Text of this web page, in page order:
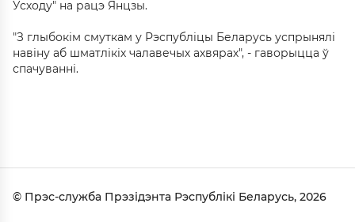
Усходу" на рацэ Янцзы.
"З глыбокім смуткам у Рэспубліцы Беларусь успрынялі
навіну аб шматлікіх чалавечых ахвярах", - гаворыцца ў
спачуванні.
© Прэс-служба Прэзідэнта Рэспублікі Беларусь, 2026